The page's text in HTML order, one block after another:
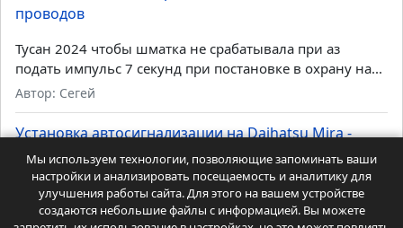
проводов
Тусан 2024 чтобы шматка не срабатывала при аз
подать импульс 7 секунд при постановке в охрану на...
Автор: Сегей
Установка автосигнализации на Daihatsu Mira -
Точки подключения, расположение и цвета
проводов
Тоже не работает ЦЗ с ключа и кнопки. Как
Мы используем технологии, позволяющие запоминать ваши
настройки и анализировать посещаемость и аналитику для
улучшения работы сайта. Для этого на вашем устройстве
создаются небольшие файлы с информацией. Вы можете